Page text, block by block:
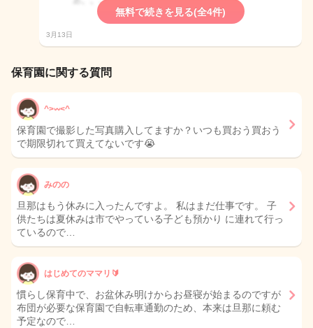
無料で続きを見る(全4件)
3月13日
保育園に関する質問
^>𖥦<^
保育園で撮影した写真購入してますか？いつも買おう買おう
で期限切れて買えてないです😭
みのの
旦那はもう休みに入ったんですよ。 私はまだ仕事です。 子
供たちは夏休みは市でやっている子ども預かり に連れて行っ
ているので…
はじめてのママリ🔰
慣らし保育中で、お盆休み明けからお昼寝が始まるのですが
布団が必要な保育園で自転車通勤のため、本来は旦那に頼む
予定なので…